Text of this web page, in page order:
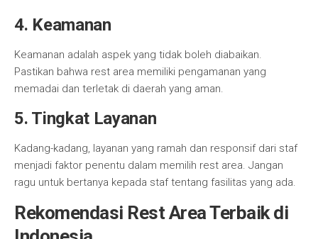
4. Keamanan
Keamanan adalah aspek yang tidak boleh diabaikan.
Pastikan bahwa rest area memiliki pengamanan yang
memadai dan terletak di daerah yang aman.
5. Tingkat Layanan
Kadang-kadang, layanan yang ramah dan responsif dari staf
menjadi faktor penentu dalam memilih rest area. Jangan
ragu untuk bertanya kepada staf tentang fasilitas yang ada.
Rekomendasi Rest Area Terbaik di